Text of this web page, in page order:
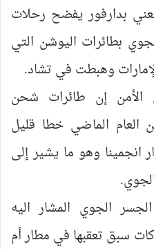
بدارفور يفضح رحلات
بطائرات اليوشن التي
وهبطت في تشاد.
الأمن إن طائرات شحن
الماضي خطا قليل
انجمينا وهو ما يشير إلى
الجوي المشار اليه
سبق تعقبها في مطار أم